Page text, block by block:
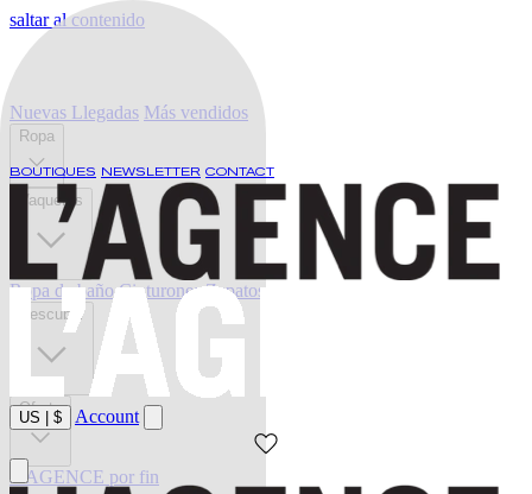
saltar al contenido
BOUTIQUES NEWSLETTER CONTACT
US $ Account
Nuevas Llegadas Más vendidos
Ropa
Vaqueros
Ropa de baño Cinturones Zapatos
Descubrir
Oferta
L'AGENCE por fin